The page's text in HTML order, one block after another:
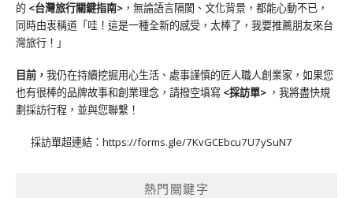
的 <台灣旅行關鍵指南> ，無論語言隔閡、文化背景，都能心動不已，
同時由衷稱道「哇！這是一種全新的感受，太棒了，我要推薦朋友來台
灣旅行！」
目前， 我仍在持續挖掘用心生活、處事謹慎的匠人職人創業家，如果您
也有很棒的品牌故事和創業理念，請撥空填寫 <採訪單> ，我將盡快規
劃採訪行程，並與您聯繫！
採訪單超連結： https://forms.gle/7KvGCEbcu7U7ySuN7
熱門關鍵字